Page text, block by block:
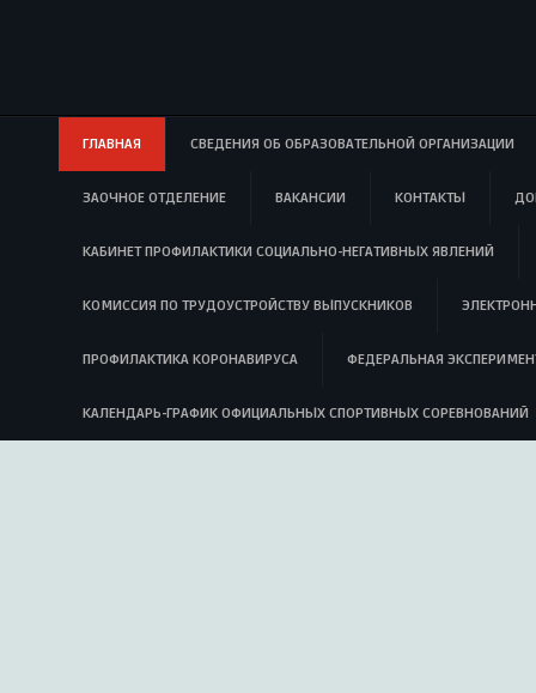
ГЛАВНАЯ СВЕДЕНИЯ ОБ ОБРАЗОВАТЕЛЬНОЙ ОРГАНИЗАЦИИ
ЗАОЧНОЕ ОТДЕЛЕНИЕ ВАКАНСИИ КОНТАКТЫ
КАБИНЕТ ПРОФИЛАКТИКИ СОЦИАЛЬНО-НЕГАТИВНЫХ ЯВЛЕНИЙ
КОМИССИЯ ПО ТРУДОУСТРОЙСТВУ ВЫПУСКНИКОВ
ПРОФИЛАКТИКА КОРОНАВИРУСА ФЕДЕРАЛЬНАЯ
КАЛЕНДАРЬ-ГРАФИК ОФИЦИАЛЬНЫХ СПОРТИВНЫХ СОРЕВНОВАНИЙ